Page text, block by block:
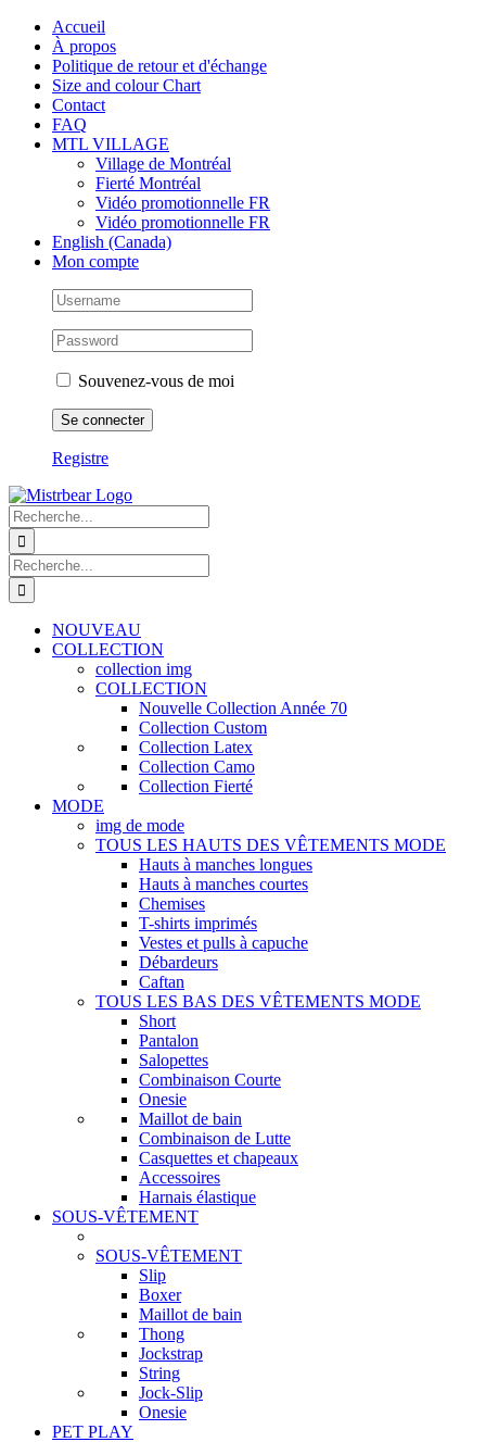
Skip
content
Facebook
Instagram
Tiktok Accueil
À propos
Politique de retour et d'échange
Size and colour Chart
Contact
FAQ
MTL VILLAGE
Village de Montréal
Fierté Montréal
Vidéo promotionnelle FR
Vidéo promotionnelle FR
English (Canada)
Mon compte
Souvenez-vous de moi
Registre
Recherche
de
:
Recherche
de
:
NOUVEAU
COLLECTION
collection img
COLLECTION
Nouvelle Collection Année 70
Collection Custom
Collection Latex
Collection Camo
Collection Fierté
MODE
img de mode
TOUS LES HAUTS DES VÊTEMENTS MODE
Hauts à manches longues
Hauts à manches courtes
Chemises
T-shirts imprimés
Vestes et pulls à capuche
Débardeurs
Caftan
TOUS LES BAS DES VÊTEMENTS MODE
Short
Pantalon
Salopettes
Combinaison Courte
Onesie
Maillot de bain
Combinaison de Lutte
Casquettes et chapeaux
Accessoires
Harnais élastique
SOUS-VÊTEMENT
SOUS-VÊTEMENT
Slip
Boxer
Maillot de bain
Thong
Jockstrap
String
Jock-Slip
Onesie
PET PLAY